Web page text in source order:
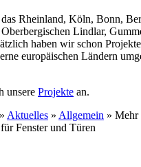
Rheinland, Köln, Bonn,
Lindlar,
haben wir schon
europäischen Ländern
unsere Projekte an.
» Aktuelles » Allgemein » Mehr
Fenster und Türen